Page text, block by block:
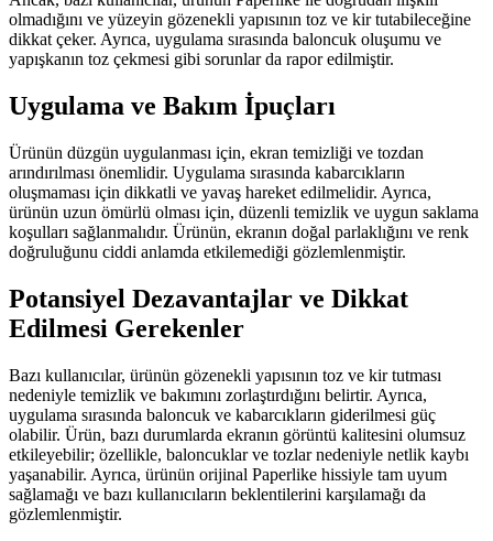
olmadığını ve yüzeyin gözenekli yapısının toz ve kir tutabileceğine
dikkat çeker. Ayrıca, uygulama sırasında baloncuk oluşumu ve
yapışkanın toz çekmesi gibi sorunlar da rapor edilmiştir.
Uygulama ve Bakım İpuçları
Ürünün düzgün uygulanması için, ekran temizliği ve tozdan
arındırılması önemlidir. Uygulama sırasında kabarcıkların
oluşmaması için dikkatli ve yavaş hareket edilmelidir. Ayrıca,
ürünün uzun ömürlü olması için, düzenli temizlik ve uygun saklama
koşulları sağlanmalıdır. Ürünün, ekranın doğal parlaklığını ve renk
doğruluğunu ciddi anlamda etkilemediği gözlemlenmiştir.
Potansiyel Dezavantajlar ve Dikkat
Edilmesi Gerekenler
Bazı kullanıcılar, ürünün gözenekli yapısının toz ve kir tutması
nedeniyle temizlik ve bakımını zorlaştırdığını belirtir. Ayrıca,
uygulama sırasında baloncuk ve kabarcıkların giderilmesi güç
olabilir. Ürün, bazı durumlarda ekranın görüntü kalitesini olumsuz
etkileyebilir; özellikle, baloncuklar ve tozlar nedeniyle netlik kaybı
yaşanabilir. Ayrıca, ürünün orijinal Paperlike hissiyle tam uyum
sağlamağı ve bazı kullanıcıların beklentilerini karşılamağı da
gözlemlenmiştir.